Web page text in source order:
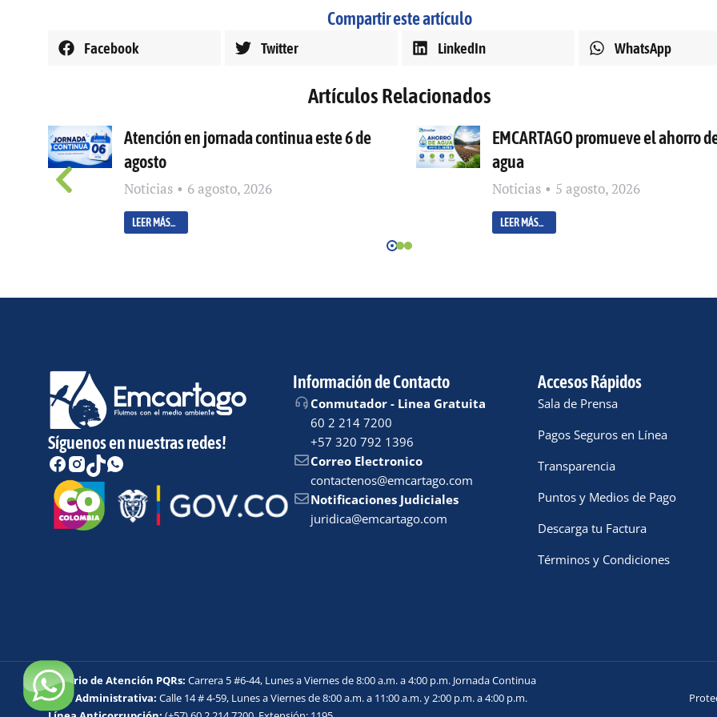
Compartir este artículo
Facebook Twitter LinkedIn WhatsApp
Artículos Relacionados
Atención en jornada continua este 6 de
agosto
Noticias 6 agosto, 2026
LEER MÁS...
EMCARTAGO promueve el ahorro
agua
Noticias 5 agosto, 2026
LEER MÁS...
Síguenos en nuestras redes!
Información de Contacto
Conmutador - Linea Gratuita
60 2 214 7200
+57 320 792 1396
Correo Electronico
contactenos@emcartago.com
Notificaciones Judiciales
juridica@emcartago.com
Accesos Rápidos
Sala de Prensa
Pagos Seguros en Línea
Transparencia
Puntos y Medios de Pago
Descarga tu Factura
Términos y Condiciones
Horario de Atención PQRs: Carrera 5 #6-44, Lunes a Viernes de 8:00 a.m. a 4:00 p.m. Jornada Continua
Sede Administrativa: Calle 14 # 4-59, Lunes a Viernes de 8:00 a.m. a 11:00 a.m. y 2:00 p.m. a 4:00 p.m.